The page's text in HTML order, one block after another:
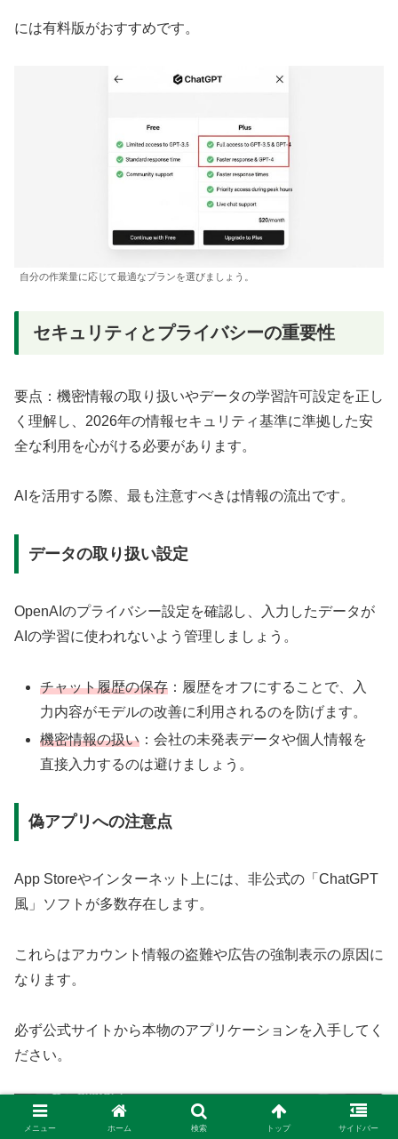
には有料版がおすすめです。
自分の作業量に応じて最適なプランを選びましょう。
セキュリティとプライバシーの重要性
要点：機密情報の取り扱いやデータの学習許可設定を正し
く理解し、2026年の情報セキュリティ基準に準拠した安
全な利用を心がける必要があります。
AIを活用する際、最も注意すべきは情報の流出です。
データの取り扱い設定
OpenAIのプライバシー設定を確認し、入力したデータが
AIの学習に使われないよう管理しましょう。
チャット履歴の保存 ：履歴をオフにすることで、入
力内容がモデルの改善に利用されるのを防げます。
機密情報の扱い ：会社の未発表データや個人情報を
直接入力するのは避けましょう。
偽アプリへの注意点
App Storeやインターネット上には、非公式の「ChatGPT
風」ソフトが多数存在します。
これらはアカウント情報の盗難や広告の強制表示の原因に
なります。
必ず公式サイトから本物のアプリケーションを入手してく
ださい。
メニュー ホーム 検索 トップ サイドバー